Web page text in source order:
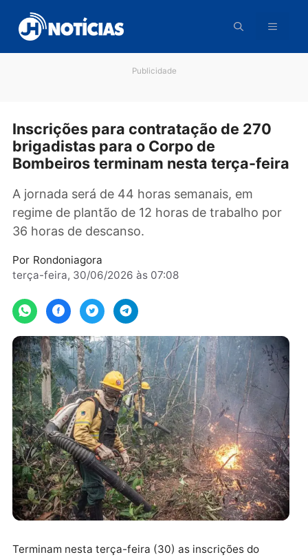
para
conteúdo
Inscrições para contratação de 270
brigadistas para o Corpo de
A jornada será de 44 horas semanais, em
regime de plantão de 12 horas de trabalho
36 horas de descanso.
terça-feira, 30/06/2026 às 07:08